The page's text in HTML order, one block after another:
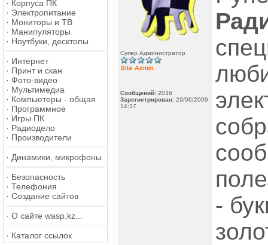
· Корпуса ПК
· Электропитание
· Мониторы и ТВ
· Манипуляторы
· Ноутбуки, десктопы
· Интернет
· Принт и скан
· Фото-видео
· Мультимедиа
· Компьютеры - общая
· Программное
· Игры ПК
· Радиодело
· Производители
· Динамики, микрофоны
· Безопасность
· Телефония
· Создание сайтов
· О сайте wasp.kz...
· Каталог ссылок
Супер Администратор
Сообщений: 2036
Зарегистрирован: 29/06/2009
14:37
-